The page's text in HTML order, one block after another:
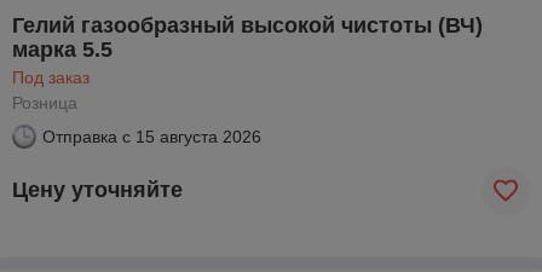
Гелий газообразный высокой чистоты (ВЧ)
марка 5.5
Под заказ
Розница
Отправка с 15 августа 2026
Цену уточняйте